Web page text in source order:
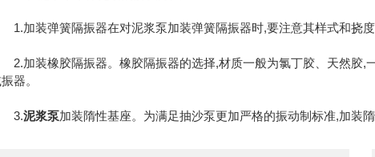
加装弹簧隔振器在对泥浆泵加装弹簧隔振器时,要注意其样式和挠度
加装橡胶隔振器。橡胶隔振器的选择,材质一般为氯丁胶、天然胶,
器。
泥浆泵加装隋性基座。为满足抽沙泵更加严格的振动制标准,加装